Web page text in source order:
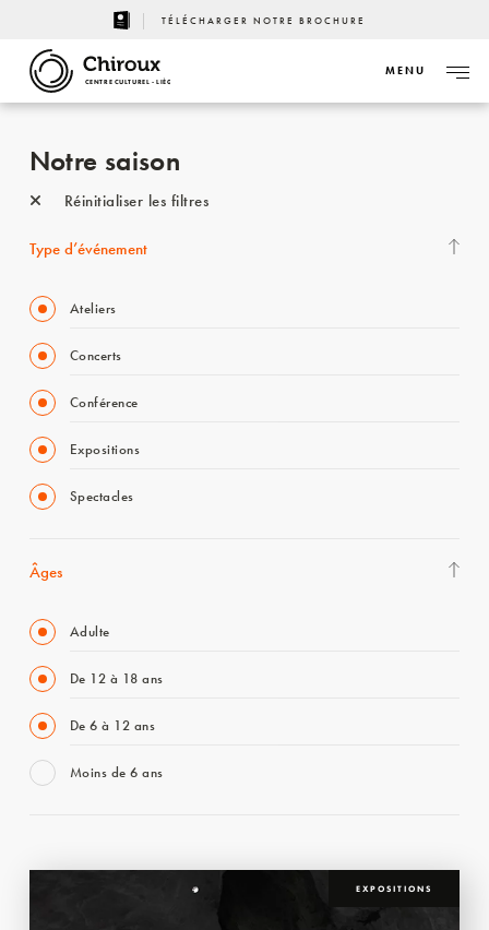
TÉLÉCHARGER NOTRE BROCHURE
CENTRE CULTUREL - LIÈGE
MENU
Notre saison
Réinitialiser les filtres
Type d’événement
Ateliers
Concerts
Conférence
Expositions
Spectacles
Âges
Adulte
De 12 à 18 ans
De 6 à 12 ans
Moins de 6 ans
EXPOSITIONS